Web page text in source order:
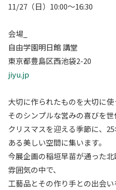
11/27（日）10:00～16:30
会場_
自由学園明日館 講堂
東京都豊島区西池袋2-20
jiyu.jp
大切に作られたものを大切に使
そのシンプルな営みの喜びを世
クリスマスを迎える季節に、
ある美しい空間に集います。
今展企画の稲垣早苗が通った
雰囲気の中で、
工藝品とその作り手との出会い